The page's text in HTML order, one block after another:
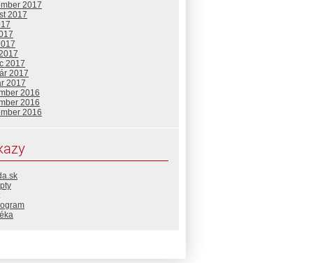
2017
2017
2017
2017
2017
2016
2016
2016